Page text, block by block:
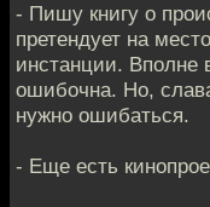
- Пишу книгу о
претендует на
инстанции. Вполне
ошибочна. Но,
нужно ошибаться.
- Еще есть